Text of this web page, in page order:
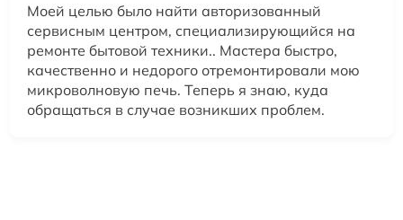
Моей целью было найти авторизованный
сервисным центром, специализирующийся на
ремонте бытовой техники.. Мастера быстро,
качественно и недорого отремонтировали мою
микроволновую печь. Теперь я знаю, куда
обращаться в случае возникших проблем.